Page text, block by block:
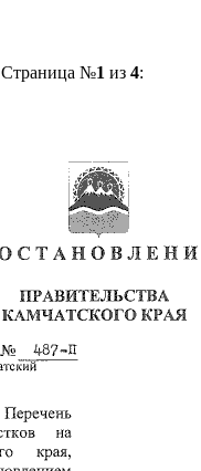
Страница №1 из 4: